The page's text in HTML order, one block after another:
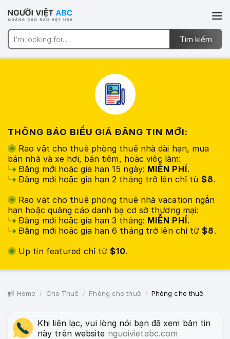
THÔNG BÁO BIỂU GIÁ ĐĂNG TIN MỚI:
Rao vặt cho thuê phòng thuê nhà dài hạn, mua
bán nhà và xe hơi, bán tiệm, hoặc việc làm:
Đăng mới hoặc gia hạn 15 ngày: MIỄN PHÍ.
Đăng mới hoặc gia hạn 2 tháng trở lên chỉ từ $8.
Rao vặt cho thuê phòng thuê nhà vacation ngắn
hạn hoặc quảng cáo danh bạ cơ sở thương mại:
Đăng mới hoặc gia hạn 3 tháng: MIỄN PHÍ.
Đăng mới hoặc gia hạn 6 tháng trở lên chỉ từ $8.
Up tin featured chỉ từ $10.
Home Cho Thuê Phòng cho thuê Phòng cho thuê
Khi liên lạc, vui lòng nói bạn đã xem bản tin
này trên website nguoivietabc.com